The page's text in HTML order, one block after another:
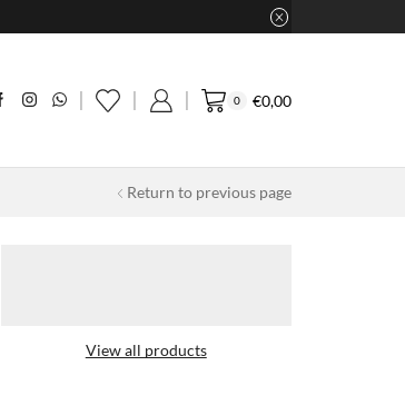
0 €0,00
Return to previous page
View all products